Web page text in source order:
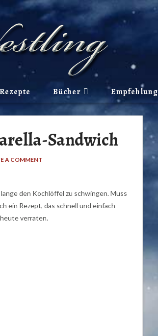
Rezepte Bücher Empfehlung
Sandwich
A COMMENT
den Kochlöffel zu schwingen. Muss
ein Rezept, das schnell und einfach
verraten.